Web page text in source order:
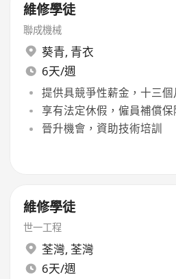
維修學徒
聯成機械
葵青, 青衣
6天/週
提供具競爭性薪金，十三
享有法定休假，僱員補償
晉升機會，資助技術培訓
維修學徒
世一工程
荃灣, 荃灣
6天/週